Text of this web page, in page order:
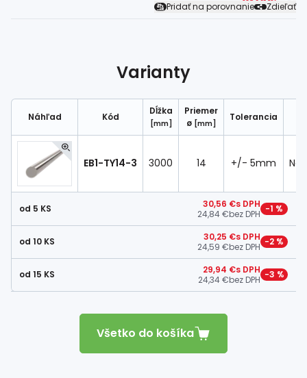
Pridať na porovnanie
Zdieľať
Varianty
Náhľad Kód
Dĺžka
[mm]
Priemer
ø [mm]
Tolerancia
EB1-TY14-3 3000 14 +/- 5mm
od 5 KS 30,56 €s DPH
24,84 €bez DPH −1 %
od 10 KS 30,25 €s DPH
24,59 €bez DPH −2 %
od 15 KS 29,94 €s DPH
24,34 €bez DPH −3 %
Všetko do košíka